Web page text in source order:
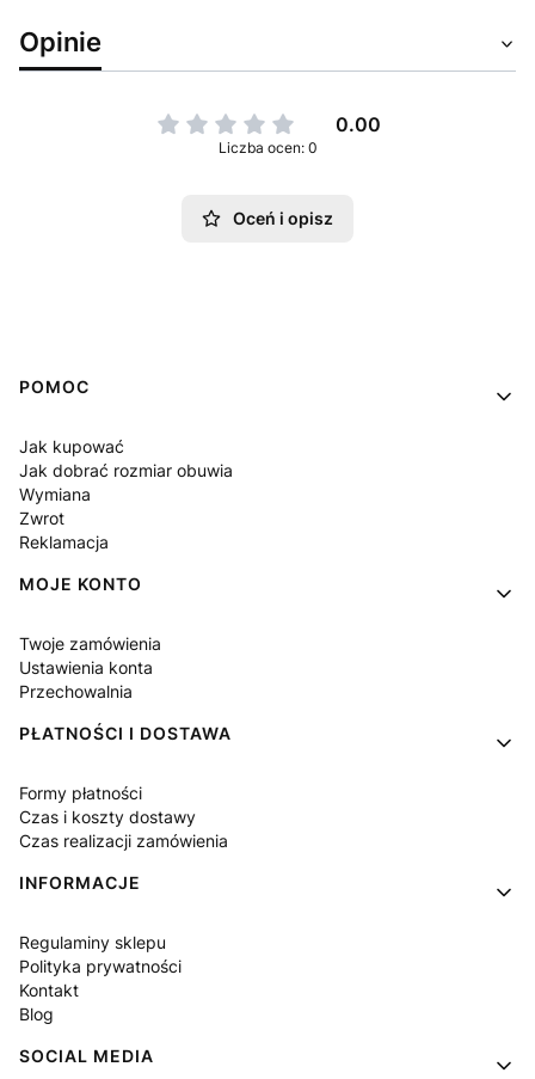
Opinie
0.00
Liczba ocen: 0
Oceń i opisz
Linki w stopce
POMOC
Jak kupować
Jak dobrać rozmiar obuwia
Wymiana
Zwrot
Reklamacja
MOJE KONTO
Twoje zamówienia
Ustawienia konta
Przechowalnia
PŁATNOŚCI I DOSTAWA
Formy płatności
Czas i koszty dostawy
Czas realizacji zamówienia
INFORMACJE
Regulaminy sklepu
Polityka prywatności
Kontakt
Blog
SOCIAL MEDIA